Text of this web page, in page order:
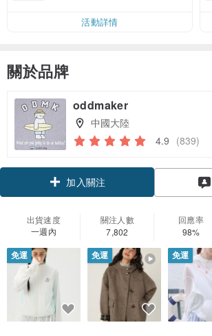
活動詳情
關於品牌
oddmaker
中國大陸
4.9 (839)
加入關注
出貨速度
一週內
關注人數
7,802
回應率
98%
免運 免運 免運